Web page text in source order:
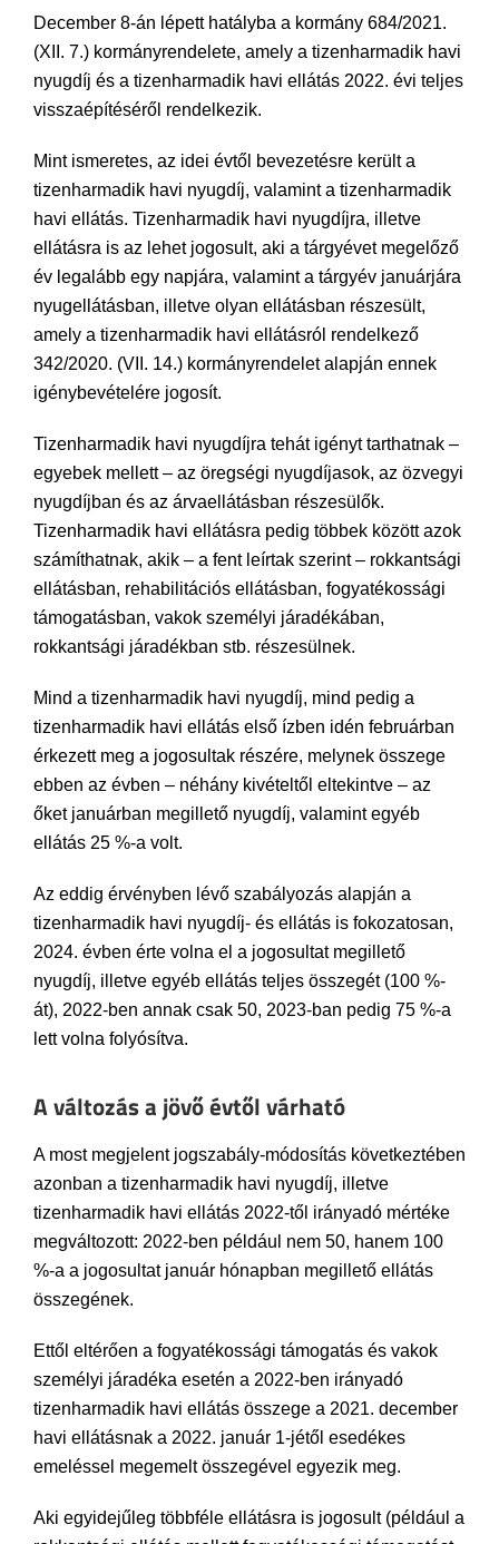
December 8-án lépett hatályba a kormány 684/2021.
(XII. 7.) kormányrendelete, amely a tizenharmadik havi
nyugdíj és a tizenharmadik havi ellátás 2022. évi teljes
visszaépítéséről rendelkezik.
Mint ismeretes, az idei évtől bevezetésre került a
tizenharmadik havi nyugdíj, valamint a tizenharmadik
havi ellátás. Tizenharmadik havi nyugdíjra, illetve
ellátásra is az lehet jogosult, aki a tárgyévet megelőző
év legalább egy napjára, valamint a tárgyév januárjára
nyugellátásban, illetve olyan ellátásban részesült,
amely a tizenharmadik havi ellátásról rendelkező
342/2020. (VII. 14.) kormányrendelet alapján ennek
igénybevételére jogosít.
Tizenharmadik havi nyugdíjra tehát igényt tarthatnak –
egyebek mellett – az öregségi nyugdíjasok, az özvegyi
nyugdíjban és az árvaellátásban részesülők.
Tizenharmadik havi ellátásra pedig többek között azok
számíthatnak, akik – a fent leírtak szerint – rokkantsági
ellátásban, rehabilitációs ellátásban, fogyatékossági
támogatásban, vakok személyi járadékában,
rokkantsági járadékban stb. részesülnek.
Mind a tizenharmadik havi nyugdíj, mind pedig a
tizenharmadik havi ellátás első ízben idén februárban
érkezett meg a jogosultak részére, melynek összege
ebben az évben – néhány kivételtől eltekintve – az
őket januárban megillető nyugdíj, valamint egyéb
ellátás 25 %-a volt.
Az eddig érvényben lévő szabályozás alapján a
tizenharmadik havi nyugdíj- és ellátás is fokozatosan,
2024. évben érte volna el a jogosultat megillető
nyugdíj, illetve egyéb ellátás teljes összegét (100 %-
át), 2022-ben annak csak 50, 2023-ban pedig 75 %-a
lett volna folyósítva.
A változás a jövő évtől várható
A most megjelent jogszabály-módosítás következtében
azonban a tizenharmadik havi nyugdíj, illetve
tizenharmadik havi ellátás 2022-től irányadó mértéke
megváltozott: 2022-ben például nem 50, hanem 100
%-a a jogosultat január hónapban megillető ellátás
összegének.
Ettől eltérően a fogyatékossági támogatás és vakok
személyi járadéka esetén a 2022-ben irányadó
tizenharmadik havi ellátás összege a 2021. december
havi ellátásnak a 2022. január 1-jétől esedékes
emeléssel megemelt összegével egyezik meg.
Aki egyidejűleg többféle ellátásra is jogosult (például a